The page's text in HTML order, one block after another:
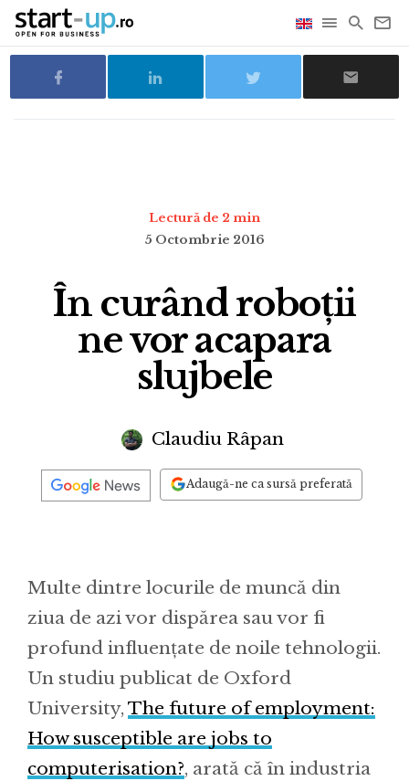
Lectură de 2 min
5 Octombrie 2016
În curând roboții
ne vor acapara
slujbele
Claudiu Râpan
Adaugă-ne ca sursă preferată
Multe dintre locurile de muncă din
ziua de azi vor dispărea sau vor fi
profund influențate de noile tehnologii.
Un studiu publicat de Oxford
University, The future of employment:
How susceptible are jobs to
computerisation?, arată că în industria